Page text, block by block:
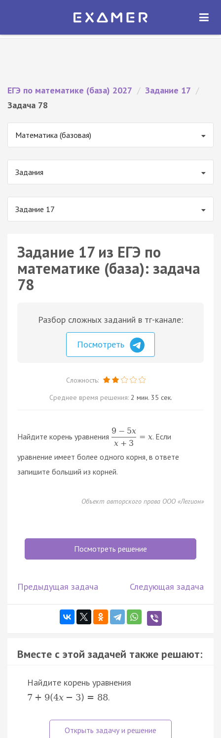
Экзамер — ЕГЭ 2027
ОТКРЫТЬ
ЕГЭ по математике (база) 2027 / Задание 17 /
Задача 78
Математика (базовая)
Задания
Задание 17
Задание 17 из ЕГЭ по
математике (база): задача
78
Разбор сложных заданий в тг-канале:
Посмотреть
Сложность:
Среднее время решения: 2 мин. 35 сек.
Найдите корень уравнения
9 − 5x
x + 3
= x. Если
уравнение имеет более одного корня, в ответе
запишите больший из корней.
Объект авторского права ООО «Легион»
Посмотреть решение
Предыдущая задача Следующая задача
Вместе с этой задачей также решают:
Найдите корень уравнения
7 + 9(4x − 3) = 88.